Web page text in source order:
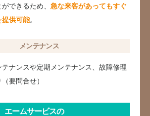
できるため、 急な来客があってもすぐ
提供可能。
メンテナンス
ナンスや定期メンテナンス、故障修理
要問合せ）
エームサービスの